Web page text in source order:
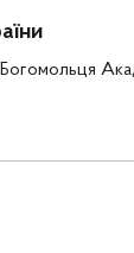
Богомольця